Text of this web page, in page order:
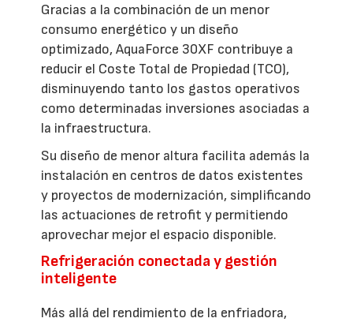
Gracias a la combinación de un menor
consumo energético y un diseño
optimizado, AquaForce 30XF contribuye a
reducir el Coste Total de Propiedad (TCO),
disminuyendo tanto los gastos operativos
como determinadas inversiones asociadas a
la infraestructura.
Su diseño de menor altura facilita además la
instalación en centros de datos existentes
y proyectos de modernización, simplificando
las actuaciones de retrofit y permitiendo
aprovechar mejor el espacio disponible.
Refrigeración conectada y gestión
inteligente
Más allá del rendimiento de la enfriadora,